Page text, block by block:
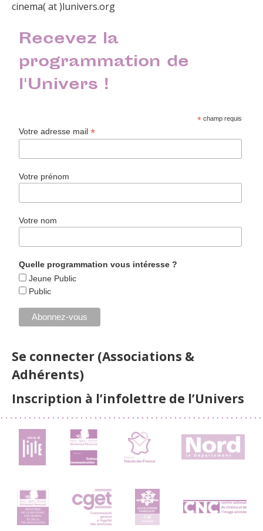
cinema( at )lunivers.org
Recevez la
programmation de
l'Univers !
* champ requis
Votre adresse mail*
Votre prénom
Votre nom
Quelle programmation vous intéresse ?
Jeune Public
Public
Se connecter (Associations &
Adhérents)
Inscription à l’infolettre de l’Univers